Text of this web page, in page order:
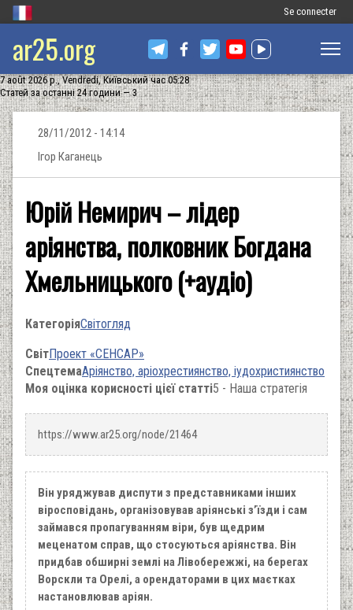
Меню
користувача
Se connecter
ar25.org
7 août 2026 р., Vendredi, Київський час 05:28
Статей за останні 24 години — 3
28/11/2012 - 14:14
Ігор Каганець
Юрій Немирич – лідер
аріянства, полковник Богдана
Хмельницького (+аудіо)
КатегоріяСвітогляд
СвітПроект «СЕНСАР»
СпецтемаАріянство, аріохрестиянство, іудохристиянство
Моя оцінка корисності цієї статті5 - Наша стратегія
https://www.ar25.org/node/21464
Він уряджував диспути з представниками інших
віросповідань, організовував аріянські з’їзди і сам
займався пропагуванням віри, був щедрим
меценатом справ, що стосуються аріянства. Він
придбав обширні землі на Лівобережжі, на берегах
Ворскли та Орелі, а орендаторами в цих маєтках
настановлював аріян.